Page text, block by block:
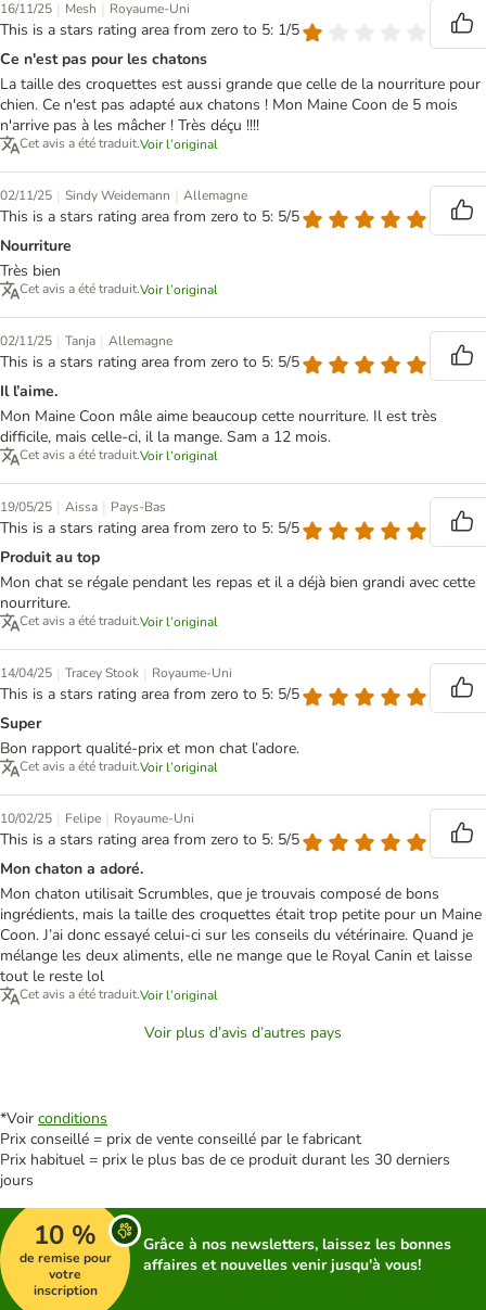
16/11/25 | Mesh | Royaume-Uni
This is a stars rating area from zero to 5: 1/5
Ce n'est pas pour les chatons
La taille des croquettes est aussi grande que celle de la nourriture pour
chien. Ce n'est pas adapté aux chatons ! Mon Maine Coon de 5 mois
n'arrive pas à les mâcher ! Très déçu !!!!
Cet avis a été traduit.Voir l’original
02/11/25 | Sindy Weidemann | Allemagne
This is a stars rating area from zero to 5: 5/5
Nourriture
Très bien
Cet avis a été traduit.Voir l’original
02/11/25 | Tanja | Allemagne
This is a stars rating area from zero to 5: 5/5
Il l’aime.
Mon Maine Coon mâle aime beaucoup cette nourriture. Il est très
difficile, mais celle-ci, il la mange. Sam a 12 mois.
Cet avis a été traduit.Voir l’original
19/05/25 | Aissa | Pays-Bas
This is a stars rating area from zero to 5: 5/5
Produit au top
Mon chat se régale pendant les repas et il a déjà bien grandi avec cette
nourriture.
Cet avis a été traduit.Voir l’original
14/04/25 | Tracey Stook | Royaume-Uni
This is a stars rating area from zero to 5: 5/5
Super
Bon rapport qualité-prix et mon chat l’adore.
Cet avis a été traduit.Voir l’original
10/02/25 | Felipe | Royaume-Uni
This is a stars rating area from zero to 5: 5/5
Mon chaton a adoré.
Mon chaton utilisait Scrumbles, que je trouvais composé de bons
ingrédients, mais la taille des croquettes était trop petite pour un Maine
Coon. J’ai donc essayé celui-ci sur les conseils du vétérinaire. Quand je
mélange les deux aliments, elle ne mange que le Royal Canin et laisse
tout le reste lol
Cet avis a été traduit.Voir l’original
Voir plus d’avis d’autres pays
*Voir conditions
Prix conseillé = prix de vente conseillé par le fabricant
Prix habituel = prix le plus bas de ce produit durant les 30 derniers
jours
10 %
de remise pour
votre
inscription
Grâce à nos newsletters, laissez les bonnes
affaires et nouvelles venir jusqu'à vous!